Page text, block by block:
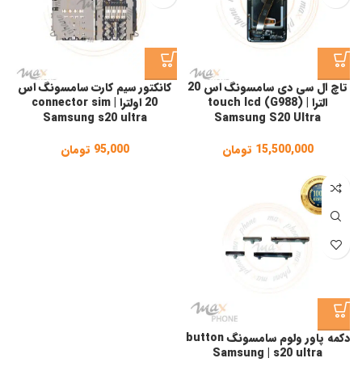
تاچ ال سی دی سامسونگ اس 20
الترا | (G988) touch lcd
Samsung S20 Ultra
15,500,000 تومان
کانکتور سیم کارت سامسونگ اس
20 اولترا | connector sim
Samsung s20 ultra
95,000 تومان
دکمه پاور ولوم سامسونگ button
Samsung | s20 ultra